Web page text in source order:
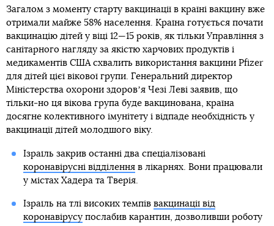
Загалом з моменту старту вакцинації в країні вакцину вже
отримали майже 58% населення. Країна готується почати
вакцинацію дітей у віці 12—15 років, як тільки Управління з
санітарного нагляду за якістю харчових продуктів і
медикаментів США схвалить використання вакцини Pfizer
для дітей цієї вікової групи. Генеральний директор
Міністерства охорони здоровʼя Чезі Леві заявив, що
тільки-но ця вікова група буде вакцинована, країна
досягне колективного імунітету і відпаде необхідність у
вакцинації дітей молодшого віку.
Ізраїль закрив останні два спеціалізовані
коронавірусні відділенняв лікарнях. Вони працювали
у містах Хадера та Тверія.
Ізраїль на тлі високих темпів вакцинації від
коронавірусупослабив карантин, дозволивши роботу